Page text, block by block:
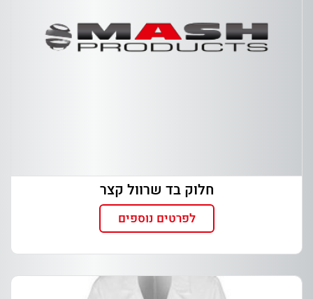
חלוק בד שרוול קצר
לפרטים נוספים